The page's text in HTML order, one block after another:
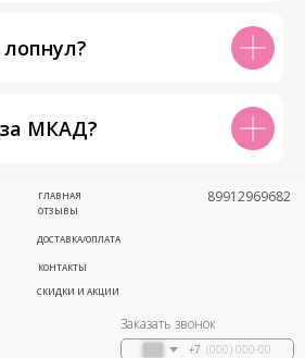
МКАД?
ОТЗЫВЫ
ГЛАВНАЯ
ДОСТАВКА/ОПЛАТА
СКИДКИ И АКЦИИ
КОНТАКТЫ
89912969682
Заказать звонок
+7